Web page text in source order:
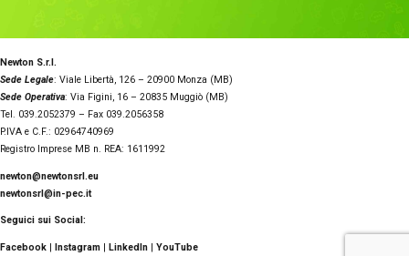
Newton S.r.l.
Sede Legale: Viale Libertà, 126 – 20900 Monza (MB)
Sede Operativa: Via Figini, 16 – 20835 Muggiò (MB)
Tel. 039.2052379 – Fax 039.2056358
P.IVA e C.F.: 02964740969
Registro Imprese MB n. REA: 1611992
newton@newtonsrl.eu
newtonsrl@in-pec.it
Seguici sui Social:
Facebook | Instagram | LinkedIn | YouTube